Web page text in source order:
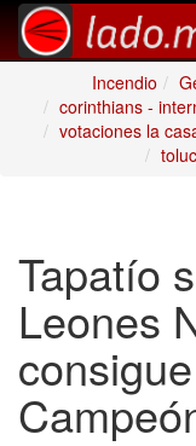
Incendio
corinthians -
votaciones la
Tapatío
Leones